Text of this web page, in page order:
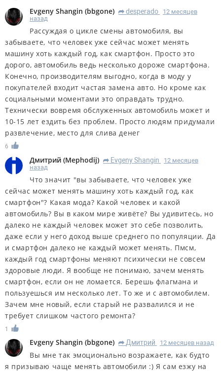
Evgeny Shangin (bbgone) R desperado
12 месяцев
назад
Рассуждая о цикле смены автомобиля, вы
забываете, что человек уже сейчас может менять
машину хоть каждый год, как смартфон. Просто это
дорого, автомобиль ведь несколько дороже смартфона.
Конечно, производителям выгодно, когда в моду у
покупателей входит частая замена авто. Но кроме как
социальными моментами это оправдать трудно.
Технически вовремя обслуженных автомобиль может и
10-15 лет ездить без проблем. Просто людям придумали
развлечение, место для слива денег
6
Дмитрий (Mephodij) R Evgeny Shangin
12 месяцев
назад
Что значит "вы забываете, что человек уже
сейчас может менять машину хоть каждый год, как
смартфон"? Какая мода? Какой человек и какой
автомобиль? Вы в каком мире живёте? Вы удивитесь, но
далеко не каждый человек может это себе позволить,
даже если у него доход выше среднего по популяции. Да
и смартфон далеко не каждый может менять. Пмсм,
каждый год смартфоны меняют психически не совсем
здоровые люди. Я вообще не понимаю, зачем менять
смартфон, если он не ломается. Берешь флагмана и
пользуешься им несколько лет. То же и с автомобилем.
Зачем мне новый, если старый не развалился и не
требует слишком частого ремонта?
1
Evgeny Shangin (bbgone) R Дмитрий 12 месяцев назад
Вы мне так эмоционально возражаете, как будто
я призываю чаще менять автомобили :) Я сам езжу на